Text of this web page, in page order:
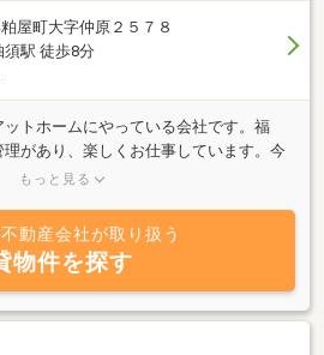
屋町大字仲原２５７８
須駅 徒歩8分
トホームにやっている会社です。福
があり、楽しくお仕事しています。今
ル等の売買も積極的に、手掛させて頂
せて頂きます。
もっと見る
動産会社が取り扱う
物件を探す